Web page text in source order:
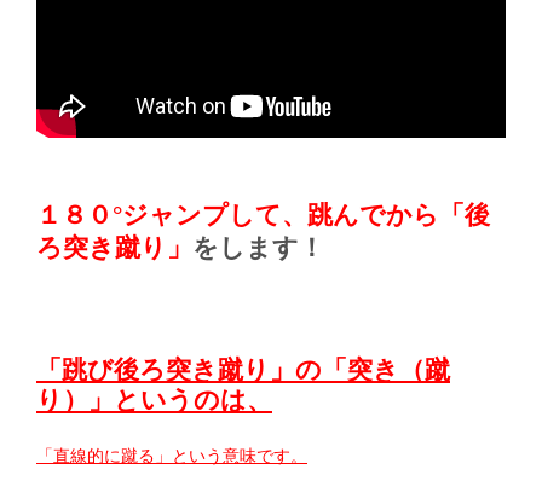
１８０°ジャンプして、跳んでから「後
ろ突き蹴り」 をします！
「跳び後ろ突き蹴り」の「突き（蹴
り）」というのは、
「直線的に蹴る」という意味です。